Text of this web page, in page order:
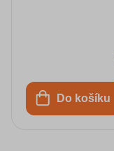
Do košíku